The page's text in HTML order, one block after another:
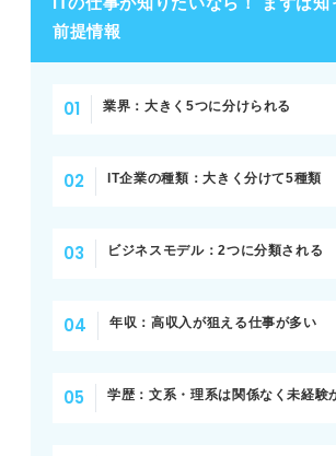
1つのミスが許されない現
専門性が高く勉強は必要だ
学習サポートが充実してい
完全無料！ 転職サポート付きITス
未経験でもITの仕事をすることは
前提情報
業界：大きく5つに分けられる
IT企業の種類：大きく分けて5種類
ビジネスモデル：2つに分類される
年収：高収入が狙える仕事が多い
学歴：文系・理系は関係なく未経験
技術系の仕事
マーケティング系の仕事
事務・サポート系の仕事
システムエンジニア
ネットワークエンジニア
データベースエンジニア